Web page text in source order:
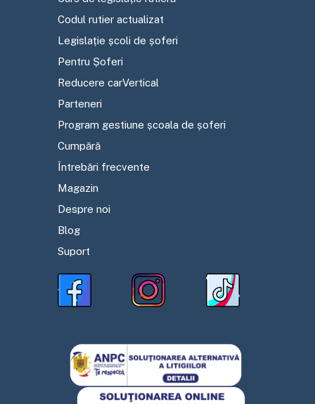
Codul rutier actualizat
Legislație școli de șoferi
Pentru Șoferi
Reducere carVertical
Parteneri
Program gestiune școala de șoferi
Cumpără
Întrebări frecvente
Magazin
Despre noi
Blog
Suport